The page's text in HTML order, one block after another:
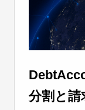
分割と請